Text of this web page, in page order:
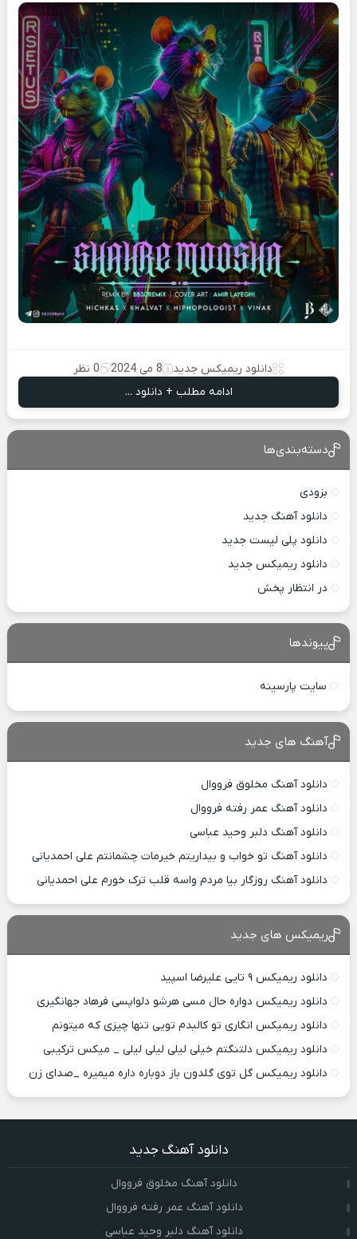
دانلود ریمیکس جدید 8 می 2024
0 نظر
ادامه مطلب + دانلود ...
دسته‌بندی‌ها
بزودی
دانلود آهنگ جدید
دانلود پلی لیست جدید
دانلود ریمیکس جدید
در انتظار پخش
پیوندها
سایت پارسینه
آهنگ های جدید
دانلود آهنگ مخلوق فرووال
دانلود آهنگ عمر رفته فرووال
دانلود آهنگ دلبر وحید عباسی
دانلود آهنگ تو خواب و بیداریتم خیرمات چشمانتم علی احمدیانی
دانلود آهنگ روزگار بیا مردم واسه قلب ترک خورم علی احمدیانی
ریمیکس های جدید
دانلود ریمیکس ۹ تایی علیرضا اسپید
دانلود ریمیکس دواره حال مسی هرشو دلواپسی فرهاد جهانگیری
دانلود ریمیکس انگاری تو کالبدم تویی تنها چیزی که میتونم
دانلود ریمیکس دلتنگتم خیلی لیلی لیلی لیلی _ میکس ترکیبی
دانلود ریمیکس گل توی گلدون باز دوباره داره میمیره _صدای زن
دانلود آهنگ جدید
دانلود آهنگ مخلوق فرووال
دانلود آهنگ عمر رفته فرووال
دانلود آهنگ دلبر وحید عباسی